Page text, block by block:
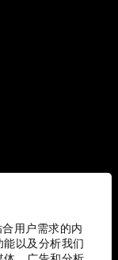
用户需求的内
以及分析我们